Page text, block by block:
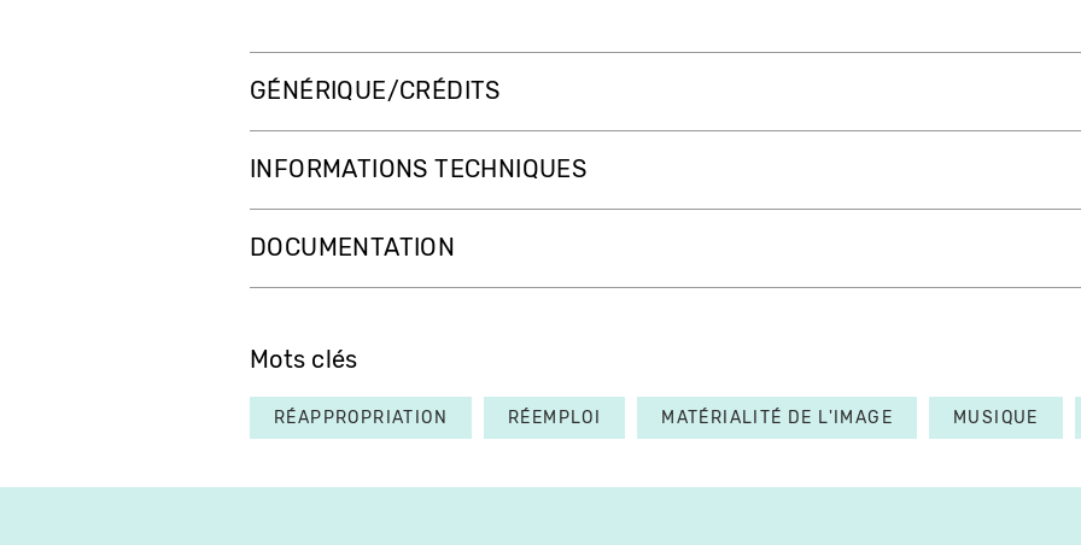
GÉNÉRIQUE/CRÉDITS
INFORMATIONS TECHNIQUES
DOCUMENTATION
Mots clés
RÉAPPROPRIATION RÉEMPLOI MATÉRIALITÉ DE L'IMAGE MUSIQUE